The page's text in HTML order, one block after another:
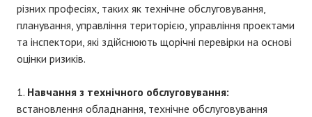
різних професіях, таких як технічне обслуговування,
планування, управління територією, управління проектами
та інспектори, які здійснюють щорічні перевірки на основі
оцінки ризиків.
Навчання з технічного обслуговування:
встановлення обладнання, технічне обслуговування